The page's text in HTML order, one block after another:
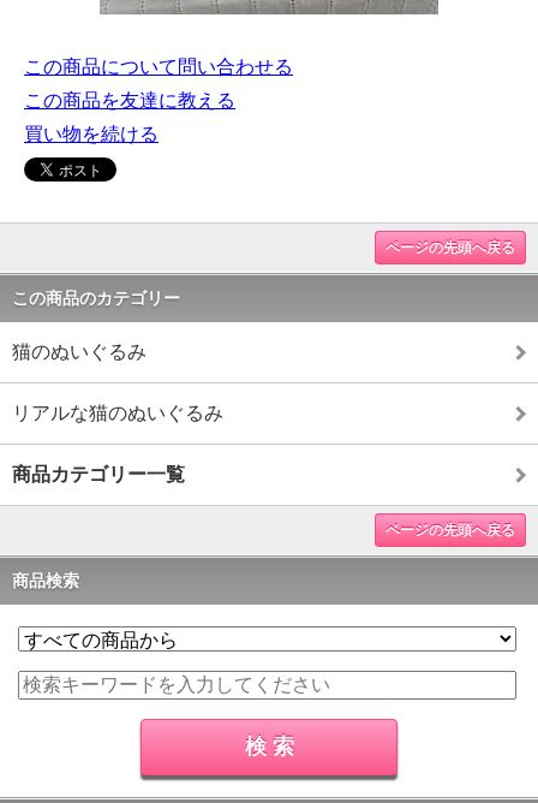
この商品について問い合わせる
この商品を友達に教える
買い物を続ける
ページの先頭へ戻る
この商品のカテゴリー
猫のぬいぐるみ
リアルな猫のぬいぐるみ
商品カテゴリー一覧
ページの先頭へ戻る
商品検索